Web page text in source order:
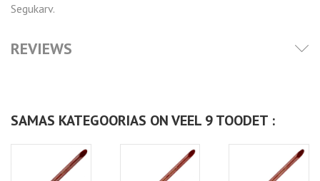
Segukarv.
REVIEWS
SAMAS KATEGOORIAS ON VEEL 9 TOODET :